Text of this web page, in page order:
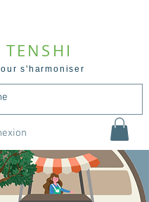
TENSHI
s'harmoniser